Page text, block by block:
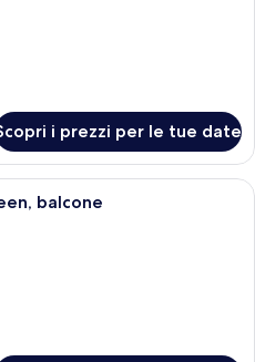
i prezzi per le tue date
Una camera d'albergo con un letto
balcone